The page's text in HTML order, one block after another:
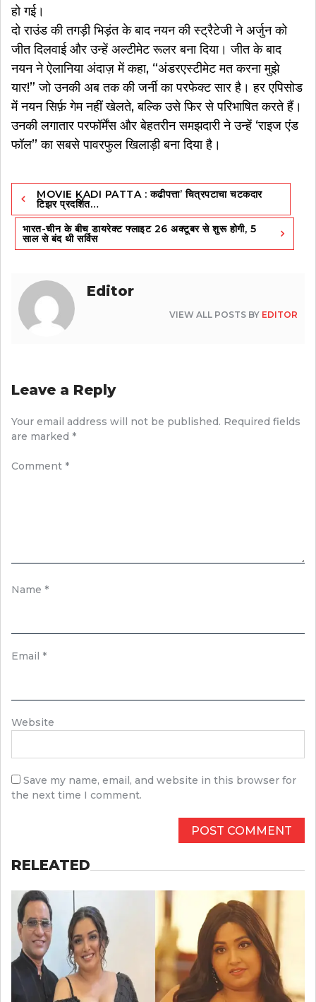
हो गई।
दो राउंड की तगड़ी भिड़ंत के बाद नयन की स्ट्रैटेजी ने अर्जुन को
जीत दिलवाई और उन्हें अल्टीमेट रूलर बना दिया। जीत के बाद
नयन ने ऐलानिया अंदाज़ में कहा, “अंडरएस्टीमेट मत करना मुझे
यार!” जो उनकी अब तक की जर्नी का परफेक्ट सार है। हर एपिसोड
में नयन सिर्फ़ गेम नहीं खेलते, बल्कि उसे फिर से परिभाषित करते हैं।
उनकी लगातार परफॉर्मेंस और बेहतरीन समझदारी ने उन्हें ‘राइज एंड
फॉल’’ का सबसे पावरफुल खिलाड़ी बना दिया है।
Post
navigation
MOVIE KADI PATTA : कढीपत्ता’ चित्रपटाचा चटकदार
टिझर प्रदर्शित…
भारत-चीन के बीच डायरेक्ट फ्लाइट 26 अक्टूबर से शुरू होगी, 5
साल से बंद थी सर्विस
Editor
VIEW ALL POSTS BY EDITOR
Leave a Reply
Your email address will not be published. Required fields
are marked *
Comment *
Name *
Email *
Website
Save my name, email, and website in this browser for
the next time I comment.
RELEATED